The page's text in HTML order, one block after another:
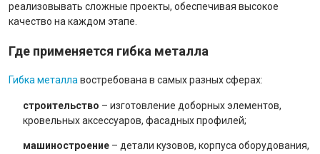
реализовывать сложные проекты, обеспечивая высокое
качество на каждом этапе.
Где применяется гибка металла
Гибка металла востребована в самых разных сферах:
строительство – изготовление доборных элементов,
кровельных аксессуаров, фасадных профилей;
машиностроение – детали кузовов, корпуса оборудования,